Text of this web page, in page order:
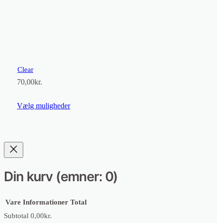
Clear
70,00kr.
Vælg muligheder
Din kurv (emner: 0)
Vare Informationer Total
Subtotal 0,00kr.